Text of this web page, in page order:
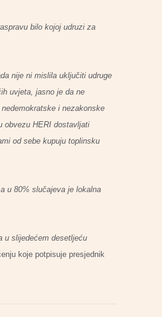
bilo kojoj udruzi za
nije ni mislila uključiti udruge
uvjeta, jasno je da ne
i nezakonske
obvezu HERI dostavljati
od sebe kupuju toplinsku
u 80% slučajeva je lokalna
u slijedećem desetljeću
koje potpisuje presjednik